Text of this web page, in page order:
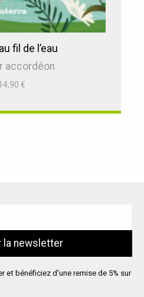
fil de l’eau
accordéon
€
et bénéficiez d'une remise de 5% sur